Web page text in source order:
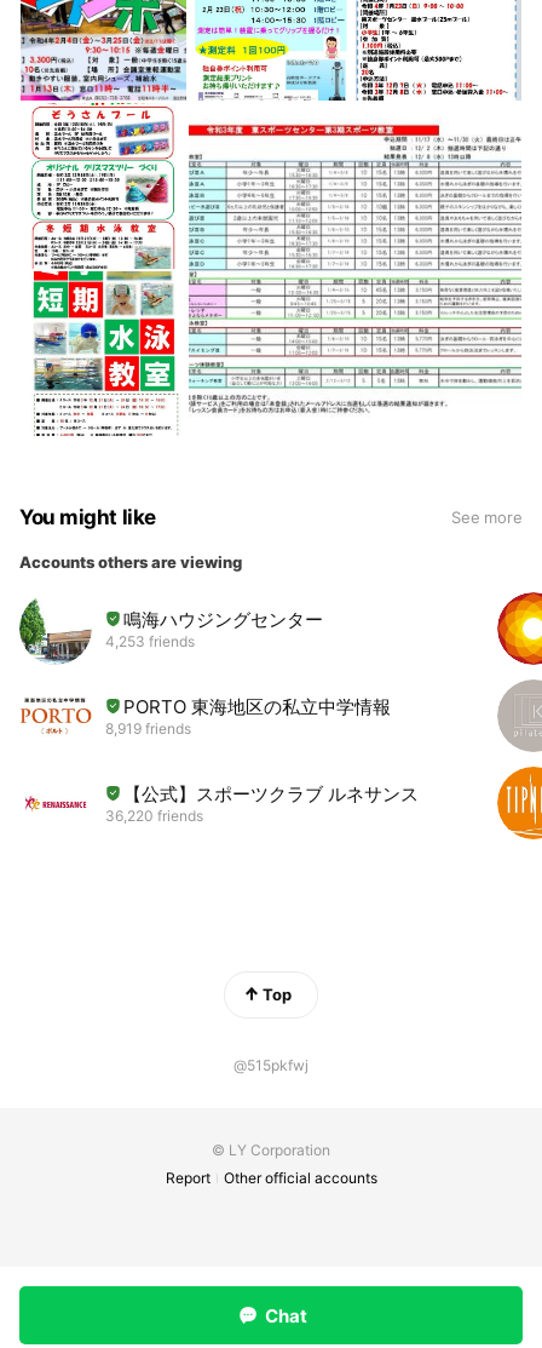
You might like See more
Accounts others are viewing
鳴海ハウジングセンター
4,253 friends
PORTO 東海地区の私立中学情報
8,919 friends
【公式】スポーツクラブ ルネサンス
36,220 friends
Top
@515pkfwj
© LY Corporation
Report
Other official accounts
Chat